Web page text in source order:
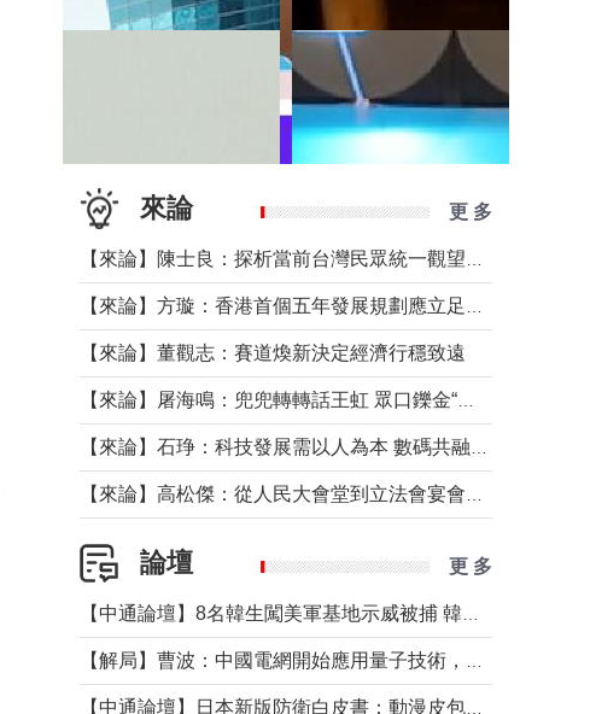
來論 更 多
【來論】董觀志：賽道煥新決定經濟行穩致遠
論壇 更 多